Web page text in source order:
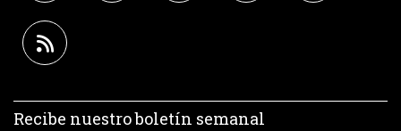
Recibe nuestro boletín semanal